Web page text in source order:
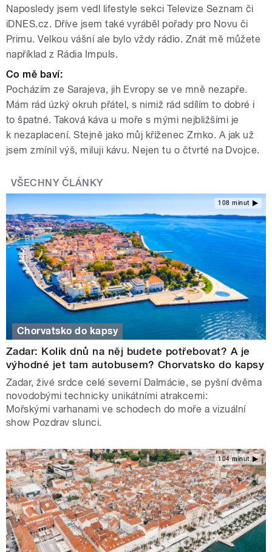
Naposledy jsem vedl lifestyle sekci Televize Seznam či
iDNES.cz. Dříve jsem také vyráběl pořady pro Novu či
Primu. Velkou vášní ale bylo vždy rádio. Znát mě můžete
například z Rádia Impuls.
Co mě baví:
Pocházím ze Sarajeva, jih Evropy se ve mně nezapře.
Mám rád úzký okruh přátel, s nimiž rád sdílím to dobré i
to špatné. Taková káva u moře s mými nejbližšími je
k nezaplacení. Stejně jako můj kříženec Zrnko. A jak už
jsem zmínil výš, miluji kávu. Nejen tu o čtvrté na Dvojce.
VŠECHNY ČLÁNKY
108 minut
Chorvatsko do kapsy
Zadar: Kolik dnů na něj budete potřebovat? A je
výhodné jet tam autobusem? Chorvatsko do kapsy
Zadar, živé srdce celé severní Dalmácie, se pyšní dvěma
novodobými technicky unikátními atrakcemi:
Mořskými varhanami ve schodech do moře a vizuální
show Pozdrav slunci.
104 minut